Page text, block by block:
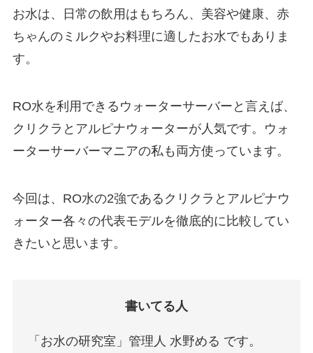
お水は、日常の飲用はもちろん、美容や健康、赤
ちゃんのミルクやお料理に適したお水でもありま
す。
RO水を利用できるウォーターサーバーと言えば、
クリクラとアルピナウォーターが人気です。ウォ
ーターサーバーマニアの私も両方使っています。
今回は、RO水の2強であるクリクラとアルピナウ
ォーター各々の代表モデルを徹底的に比較してい
きたいと思います。
書いてる人
「お水の研究室」管理人 水野める です。